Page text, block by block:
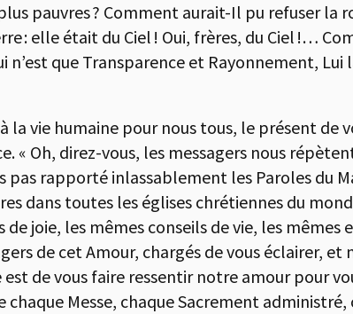
pauvres ? Comment aurait-Il pu refuser la
: elle était du Ciel ! Oui, frères, du Ciel !…
que Transparence et Rayonnement,
la vie humaine pour nous tous, le présent
« Oh, direz-vous, les messagers nous
pas rapporté inlassablement les Paroles du
dans toutes les églises chrétiennes du
joie, les mêmes conseils de vie, les mêmes
de cet Amour, chargés de vous éclairer,
de vous faire ressentir notre amour pour
Messe, chaque Sacrement